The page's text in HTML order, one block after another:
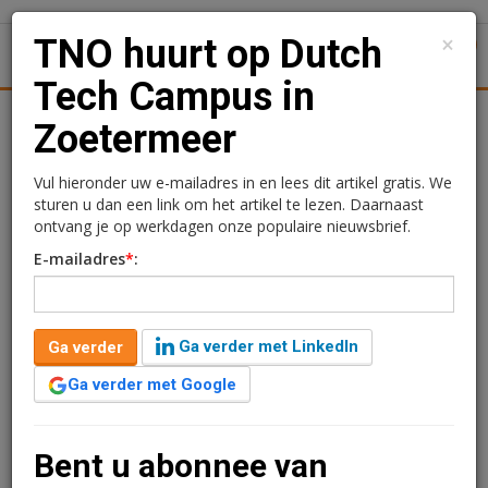
TNO huurt op Dutch Tech
Campus in Zoetermeer
PingProperties heeft een langdurige
huurovereenkomst gesloten met TNO, de organisatie
voor toegepaste wetenschap en technologie, voor de
×
TNO huurt op Dutch
Tech Campus in
Zoetermeer
Vul hieronder uw e-mailadres in en lees dit artikel gratis. We
sturen u dan een link om het artikel te lezen. Daarnaast
ontvang je op werkdagen onze populaire nieuwsbrief.
E-mailadres*:
Ga verder
Ga verder met LinkedIn
Ga verder met Google
Bent u abonnee van